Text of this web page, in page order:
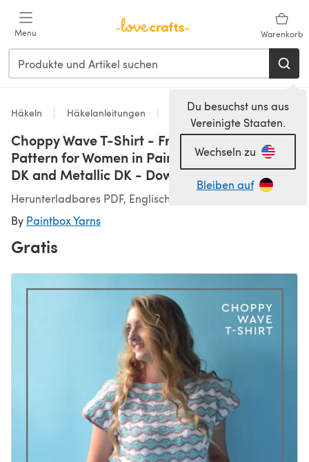
Menu Warenkorb
Du besuchst uns aus
Vereinigte Staaten.
Wechseln zu
Bleiben auf
Häkeln Häkelanleitungen Tops
Choppy Wave T-Shirt - Free Top Crochet
Pattern for Women in Paintbox Yarns Cotton
DK and Metallic DK - Downloadable PDF
Herunterladbares PDF, Englisch
By Paintbox Yarns
Gratis